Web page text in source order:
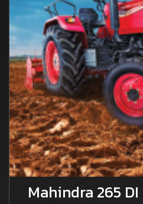
Mahindra 265 DI